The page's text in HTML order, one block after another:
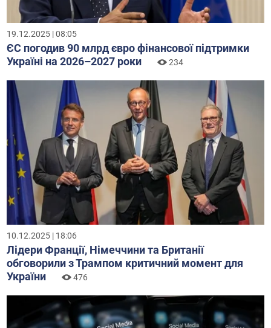
19.12.2025 | 08:05
ЄС погодив 90 млрд євро фінансової підтримки
Україні на 2026–2027 роки
234
10.12.2025 | 18:06
Лідери Франції, Німеччини та Британії
обговорили з Трампом критичний момент для
України
476